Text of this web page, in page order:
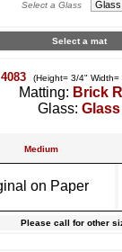
Select a Glass
Select a mat
(Height= 3/4"
Matting: Brick
Glass: Glass
Medium
on Paper
Please call for other